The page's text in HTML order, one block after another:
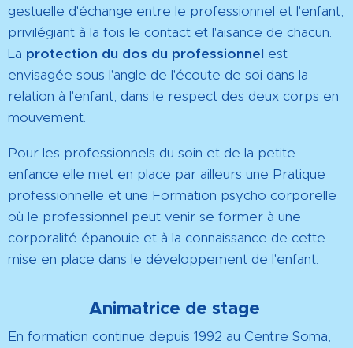
gestuelle d'échange entre le professionnel et l'enfant,
privilégiant à la fois le contact et l'aisance de chacun.
La protection du dos du professionnel est
envisagée sous l'angle de l'écoute de soi dans la
relation à l'enfant, dans le respect des deux corps en
mouvement.
Pour les professionnels du soin et de la petite
enfance elle met en place par ailleurs une Pratique
professionnelle et une Formation psycho corporelle
où le professionnel peut venir se former à une
corporalité épanouie et à la connaissance de cette
mise en place dans le développement de l'enfant.
Animatrice de stage
En formation continue depuis 1992 au Centre Soma,